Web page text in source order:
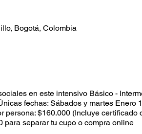
Bogotá, Colombia
en este intensivo Básico -
fechas: Sábados y martes Enero
$160.000 (Incluye certificado
para separar tu cupo o compra online